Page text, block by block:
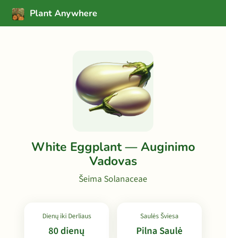
Plant Anywhere
White Eggplant — Auginimo
Vadovas
Šeima Solanaceae
Dienų iki Derliaus
80 dienų
Saulės Šviesa
Pilna Saulė